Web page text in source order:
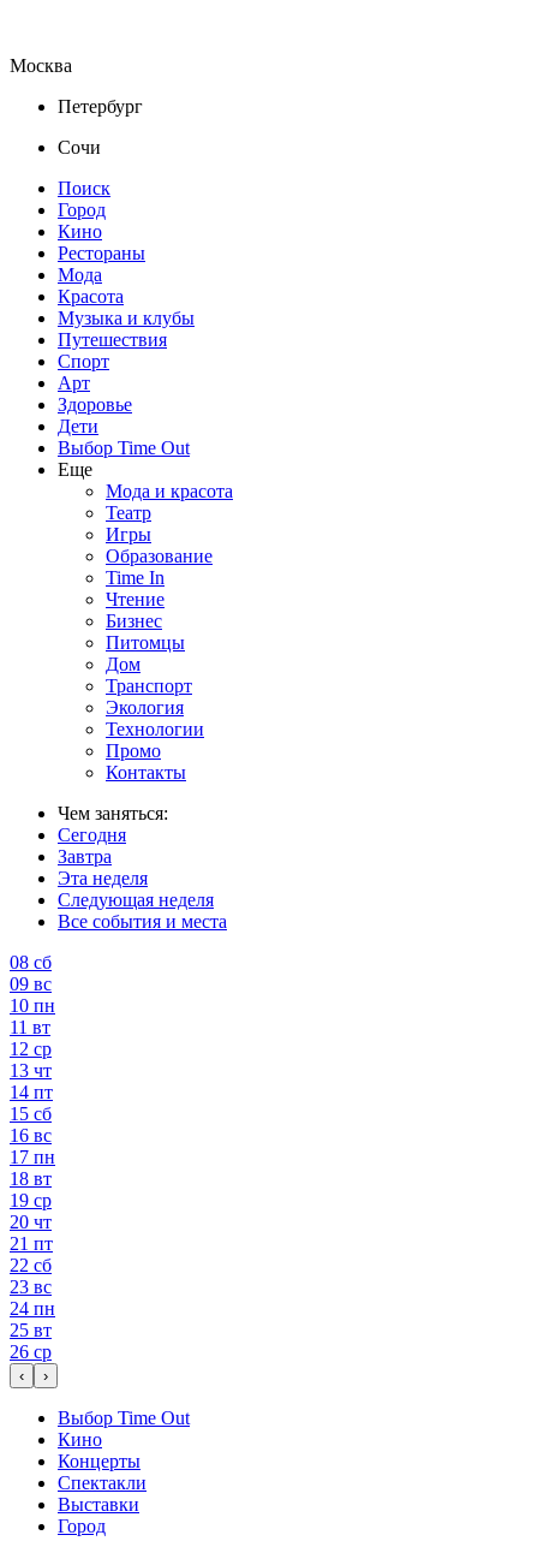
Москва
Петербург
Сочи
Поиск
Город
Кино
Рестораны
Мода
Красота
Музыка и клубы
Путешествия
Спорт
Арт
Здоровье
Дети
Выбор Time Out
Еще
Мода и красота
Театр
Игры
Образование
Time In
Чтение
Бизнес
Питомцы
Дом
Транспорт
Экология
Технологии
Промо
Контакты
Чем заняться:
Сегодня
Завтра
Эта неделя
Следующая неделя
Все события и места
08 сб
09 вс
10 пн
11 вт
12 ср
13 чт
14 пт
15 сб
16 вс
17 пн
18 вт
19 ср
20 чт
21 пт
22 сб
23 вс
24 пн
25 вт
26 ср
‹ ›
Выбор Time Out
Кино
Концерты
Спектакли
Выставки
Город